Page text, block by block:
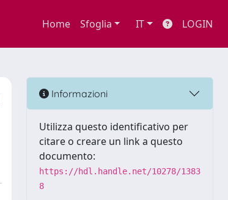
Home Sfoglia IT LOGIN
Informazioni
Utilizza questo identificativo per
citare o creare un link a questo
documento:
https://hdl.handle.net/10278/1383
8